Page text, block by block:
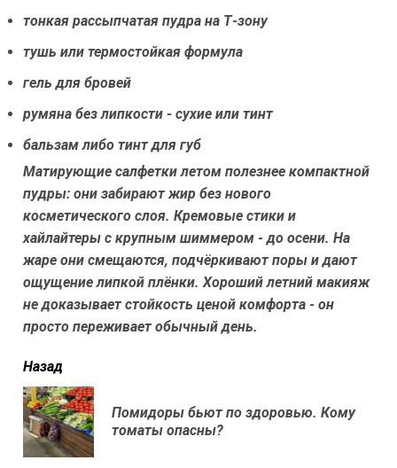
тонкая рассыпчатая пудра на Т-зону
тушь или термостойкая формула
гель для бровей
румяна без липкости - сухие или тинт
бальзам либо тинт для губ
Матирующие салфетки летом полезнее компактной
пудры: они забирают жир без нового
косметического слоя. Кремовые стики и
хайлайтеры с крупным шиммером - до осени. На
жаре они смещаются, подчёркивают поры и дают
ощущение липкой плёнки. Хороший летний макияж
не доказывает стойкость ценой комфорта - он
просто переживает обычный день.
читать
еще
Назад
Помидоры бьют по здоровью. Кому
томаты опасны?